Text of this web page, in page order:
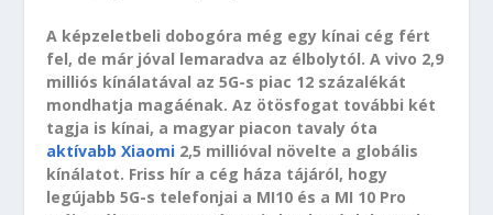
A képzeletbeli dobogóra még egy kínai cég fért
fel, de már jóval lemaradva az élbolytól. A vivo 2,9
milliós kínálatával az 5G-s piac 12 százalékát
mondhatja magáénak. Az ötösfogat további két
tagja is kínai, a magyar piacon tavaly óta
aktívabb Xiaomi 2,5 millióval növelte a globális
kínálatot. Friss hír a cég háza tájáról, hogy
legújabb 5G-s telefonjai a MI10 és a MI 10 Pro